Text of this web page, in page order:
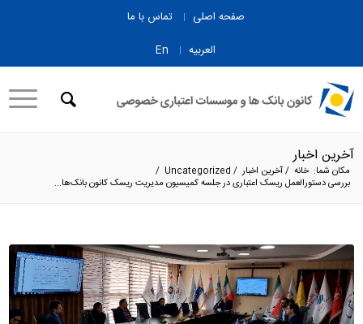
صفحه اصلی
تماس با ما
العربیه
En
آخرین اخبار
مکان شما: خانه /آخرین اخبار /
Uncategorized
/
بررسی دستورالعمل ریسک اعتباری در جلسه کمیسیون مدیریت ریسک کانون بانک‌ها...